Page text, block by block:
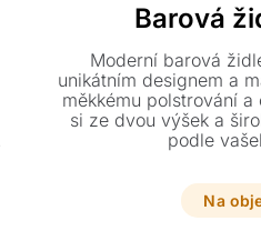
Barová
Moderní barová
unikátním designem a
měkkému polstrování
si ze dvou výšek a
podle
Na